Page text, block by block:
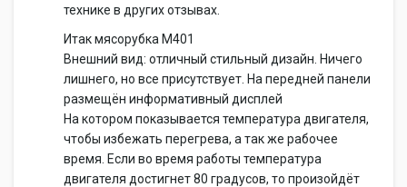
технике в других отзывах.
Итак мясорубка М401
Внешний вид: отличный стильный дизайн. Ничего
лишнего, но все присутствует. На передней панели
размещён информативный дисплей
На котором показывается температура двигателя,
чтобы избежать перегрева, а так же рабочее
время. Если во время работы температура
двигателя достигнет 80 градусов, то произойдёт